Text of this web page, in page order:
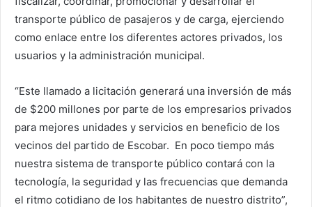
transporte público de pasajeros y de carga, ejerciendo
como enlace entre los diferentes actores privados, los
usuarios y la administración municipal.
“Este llamado a licitación generará una inversión de más
de $200 millones por parte de los empresarios privados
para mejores unidades y servicios en beneficio de los
vecinos del partido de Escobar. En poco tiempo más
nuestra sistema de transporte público contará con la
tecnología, la seguridad y las frecuencias que demanda
el ritmo cotidiano de los habitantes de nuestro distrito”,